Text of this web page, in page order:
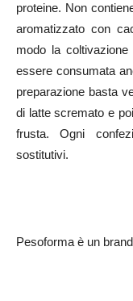
proteine. Non
aromatizzato con
modo la
essere consumata
preparazione basta
di latte scremato e
frusta. Ogni
sostitutivi.
Pesoforma è un